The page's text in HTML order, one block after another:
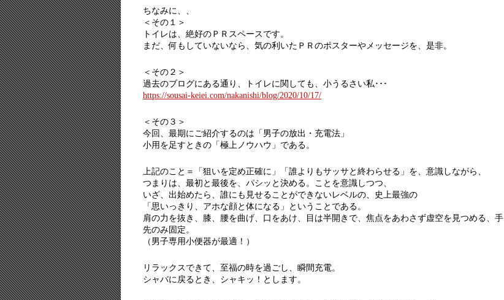
ちなみに、、
＜その１＞
トイレは、絶好のＰＲスペースです。
まだ、何もしていないなら、気の利いたＰＲのポスターやメッセージを、是非。
＜その２＞
過去のブログにある通り、トイレに関しても、小うるさい私･･･
https://sousai-keiei.com/nakanishi/blog/2020/10/17/
＜その３＞
今回、最期にご紹介するのは「男子の放出・充電法」
小用を足すときの「極上ノウハウ」である。
上記のこと＝「狙いを定め正確に」「誰よりもサッサと終わらせる」を、意識しながら、
つまりは、最初と最後を、パシッと決める。ことを意識しつつ、
いざ、出始めたら、誰にも見せることができないレベルの、史上最強の
「思いっきり、アホな顔と体になる」ということである。
肩の力を抜き、膝、腰を曲げ、口をあけ、目は半開きで、焦点をあわさず虚空を見つめる、手
先のみ固定。
（男子専用小便器が最適！）
リラックスできて、至福の時を過ごし、瞬間充電。
シャバに戻るとき、シャキッ！とします。